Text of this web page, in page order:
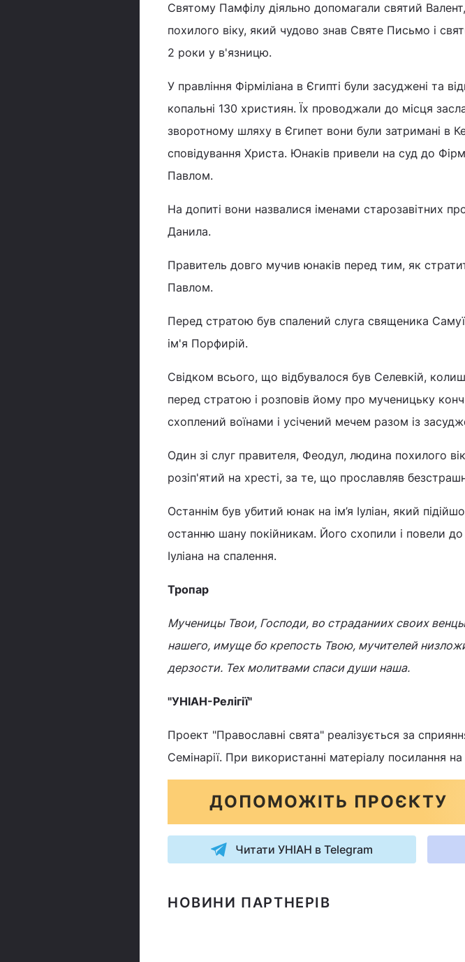
Святому Памфілу діяльно допомагали святий
похилого віку, який чудово знав Святе Письмо і
2 роки у в'язницю.
У правління Фірміліана в Єгипті були засуджені та
копальні 130 християн. Їх проводжали до місця
зворотному шляху в Єгипет вони були затримані в
сповідування Христа. Юнаків привели на суд до
Павлом.
На допиті вони назвалися іменами старозавітних
Данила.
Правитель довго мучив юнаків перед тим, як
Павлом.
Перед стратою був спалений слуга священика
ім'я Порфирій.
Свідком всього, що відбувалося був Селевкій,
перед стратою і розповів йому про мученицьку
схоплений воїнами і усічений мечем разом із
Один зі слуг правителя, Феодул, людина похилого
розіп'ятий на хресті, за те, що прославляв
Останнім був убитий юнак на ім’я Іуліан, який
останню шану покійникам. Його схопили і повели
Іуліана на спалення.
Тропар
Мученицы Твои, Господи, во страданиих своих
нашего, имуще бо крепость Твою, мучителей
дерзости. Тех молитвами спаси души наша.
"УНІАН-Релігії"
Проект "Православні свята" реалізується за
Семінарії. При використанні матеріалу посилання
ДОПОМОЖІТЬ ПРОЄКТУ
Читати УНІАН в Telegram
НОВИНИ ПАРТНЕРІВ